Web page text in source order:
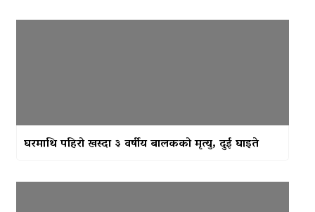
घरमाथि पहिरो खस्दा ३ वर्षीय बालकको मृत्यु, दुई घाइते